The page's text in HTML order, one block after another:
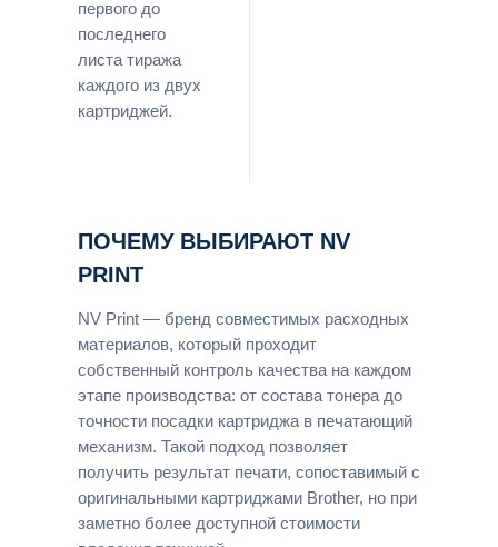
первого до
последнего
листа тиража
каждого из двух
картриджей.
ПОЧЕМУ ВЫБИРАЮТ NV
PRINT
NV Print — бренд совместимых расходных
материалов, который проходит
собственный контроль качества на каждом
этапе производства: от состава тонера до
точности посадки картриджа в печатающий
механизм. Такой подход позволяет
получить результат печати, сопоставимый с
оригинальными картриджами Brother, но при
заметно более доступной стоимости